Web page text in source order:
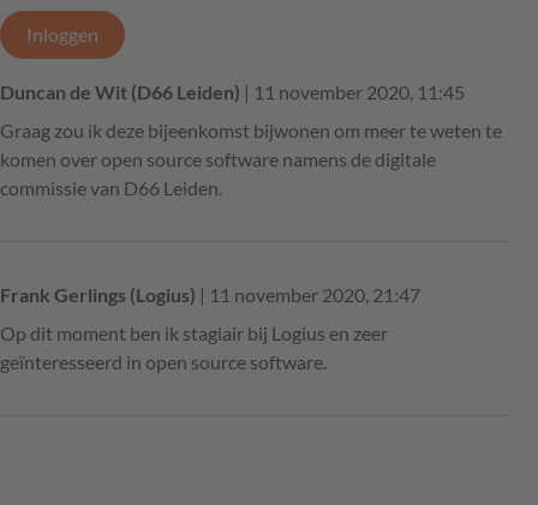
Inloggen
Duncan de Wit (D66 Leiden) | 11 november 2020, 11:45
Graag zou ik deze bijeenkomst bijwonen om meer te weten te
komen over open source software namens de digitale
commissie van D66 Leiden.
Frank Gerlings (Logius) | 11 november 2020, 21:47
Op dit moment ben ik stagiair bij Logius en zeer
geïnteresseerd in open source software.